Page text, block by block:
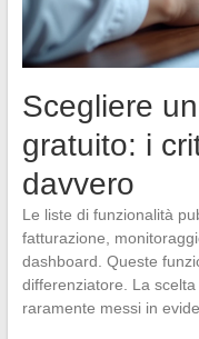
Scegliere
gratuito: i
davvero
Le liste di funzionalità
fatturazione,
dashboard. Queste
differenziatore. La
raramente messi in